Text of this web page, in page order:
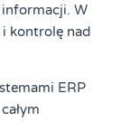
informacji. W
i kontrolę nad
ERP